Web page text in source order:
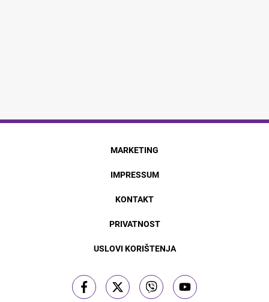
MARKETING
IMPRESSUM
KONTAKT
PRIVATNOST
USLOVI KORIŠTENJA